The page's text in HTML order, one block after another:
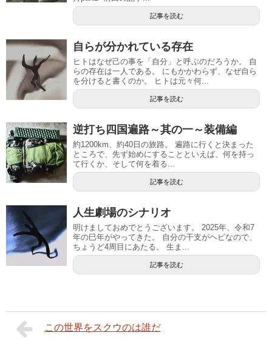
記事を読む
自らが分かれている存在
ヒトはなぜ己の事を「自分」と呼ぶのだろうか。 自
らの存在は一人である。 にもかかわらず、なぜ自ら
を分けると書くのか。 ヒトは元々何...
記事を読む
逆打ち四国遍路～其の一～装備編
約1200km、約40日の旅路。 遍路に行くと決まった
ところで、先ず始めにすることといえば、何を持っ
て行くか、そして何を着る...
記事を読む
人生劇場のシナリオ
明けましておめでとうございます。 2025年、令和7
年の巳年がやってきた。 自分の干支がヘビなので、
ちょうど4周目にあたる。 生ま...
記事を読む
この世界をスクウのは誰だ